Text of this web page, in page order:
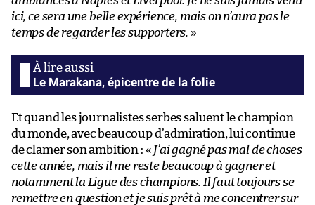
ici, ce sera une belle expérience, mais on n’aura pas le
temps de regarder les supporters. »
Le Marakana, épicentre de la folie
Et quand les journalistes serbes saluent le champion
du monde, avec beaucoup d’admiration, lui continue
de clamer son ambition : « J’ai gagné pas mal de choses
cette année, mais il me reste beaucoup à gagner et
notamment la Ligue des champions. Il faut toujours se
remettre en question et je suis prêt à me concentrer sur